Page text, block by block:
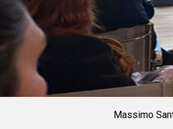
Massimo